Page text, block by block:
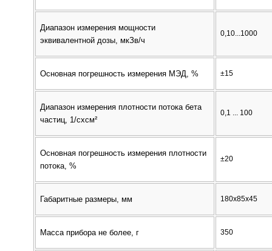
Диапазон измерения мощности
эквивалентной дозы, мкЗв/ч
0,10...1000
Основная погрешность измерения МЭД, % ±15
Диапазон измерения плотности потока бета
частиц, 1/сxсм²
0,1 ... 100
Основная погрешность измерения плотности
потока, %
±20
Габаритные размеры, мм 180х85х45
Масса прибора не более, г 350